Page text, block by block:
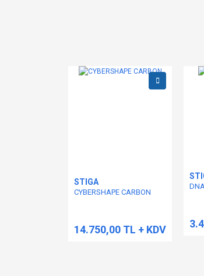
STIGA
CYBERSHAPE CARBON
14.750,00 TL + KDV